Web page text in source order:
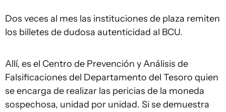
Dos veces al mes las instituciones de plaza remiten
los billetes de dudosa autenticidad al BCU.
Allí, es el Centro de Prevención y Análisis de
Falsificaciones del Departamento del Tesoro quien
se encarga de realizar las pericias de la moneda
sospechosa, unidad por unidad. Si se demuestra